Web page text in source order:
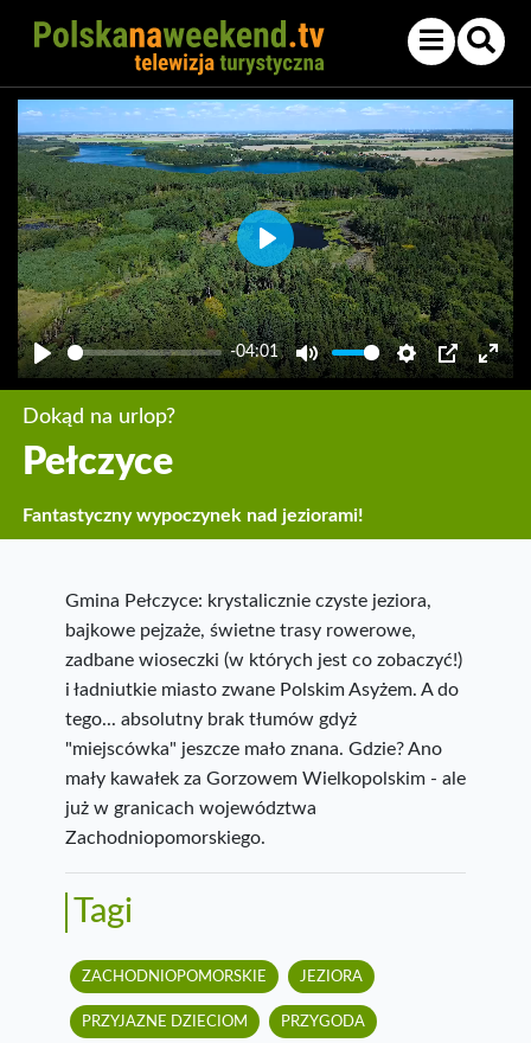
Play
-04:01
Mute Settings
PIP
Enter
Play
Dokąd na urlop?
Pełczyce
Fantastyczny wypoczynek nad jeziorami!
Gmina Pełczyce: krystalicznie czyste jeziora,
bajkowe pejzaże, świetne trasy rowerowe,
zadbane wioseczki (w których jest co zobaczyć!)
i ładniutkie miasto zwane Polskim Asyżem. A do
tego... absolutny brak tłumów gdyż
"miejscówka" jeszcze mało znana. Gdzie? Ano
mały kawałek za Gorzowem Wielkopolskim - ale
już w granicach województwa
Zachodniopomorskiego.
Tagi
ZACHODNIOPOMORSKIE JEZIORA
PRZYJAZNE DZIECIOM PRZYGODA